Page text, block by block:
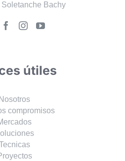
Bachy
útiles
Nosotros
compromisos